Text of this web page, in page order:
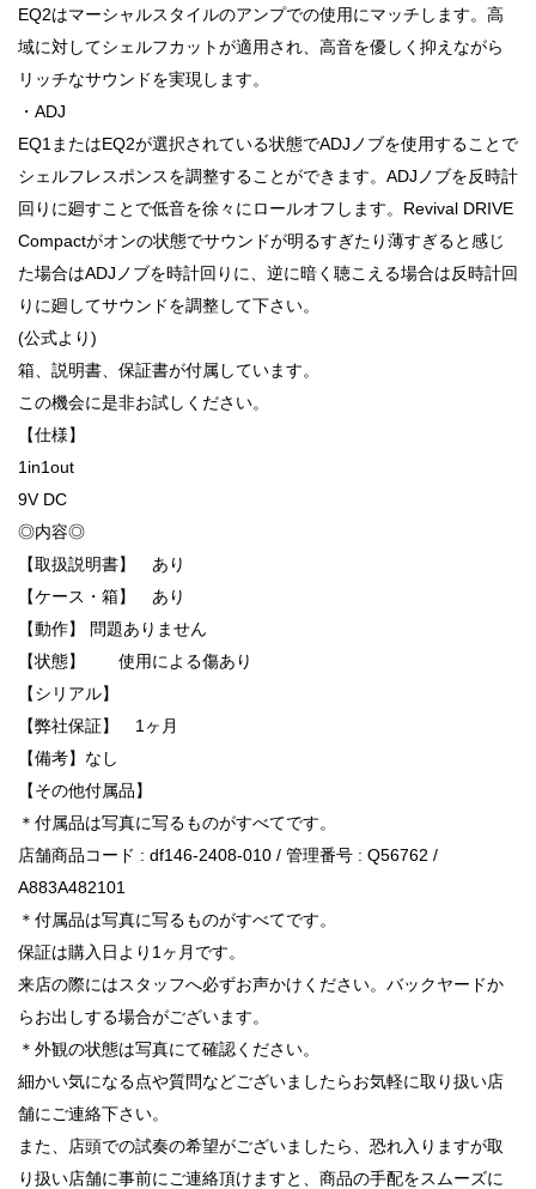
EQ2はマーシャルスタイルのアンプでの使用にマッチします。高
域に対してシェルフカットが適用され、高音を優しく抑えながら
リッチなサウンドを実現します。
・ADJ
EQ1またはEQ2が選択されている状態でADJノブを使用することで
シェルフレスポンスを調整することができます。ADJノブを反時計
回りに廻すことで低音を徐々にロールオフします。Revival DRIVE
Compactがオンの状態でサウンドが明るすぎたり薄すぎると感じ
た場合はADJノブを時計回りに、逆に暗く聴こえる場合は反時計回
りに廻してサウンドを調整して下さい。
(公式より)
箱、説明書、保証書が付属しています。
この機会に是非お試しください。
【仕様】
1in1out
9V DC
◎内容◎
【取扱説明書】 あり
【ケース・箱】 あり
【動作】 問題ありません
【状態】 使用による傷あり
【シリアル】
【弊社保証】 1ヶ月
【備考】なし
【その他付属品】
＊付属品は写真に写るものがすべてです。
店舗商品コード : df146-2408-010 / 管理番号 : Q56762 /
A883A482101
＊付属品は写真に写るものがすべてです。
保証は購入日より1ヶ月です。
来店の際にはスタッフへ必ずお声かけください。バックヤードか
らお出しする場合がございます。
＊外観の状態は写真にて確認ください。
細かい気になる点や質問などございましたらお気軽に取り扱い店
舗にご連絡下さい。
また、店頭での試奏の希望がございましたら、恐れ入りますが取
り扱い店舗に事前にご連絡頂けますと、商品の手配をスムーズに